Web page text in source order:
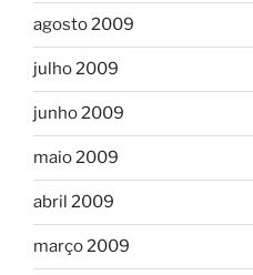
agosto 2009
julho 2009
junho 2009
maio 2009
abril 2009
março 2009